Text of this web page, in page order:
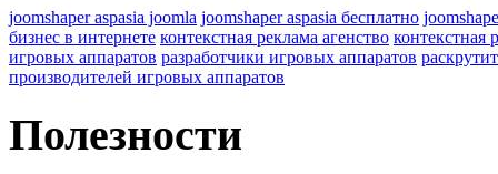
joomshaper aspasia joomla joomshaper aspasia бесплатно
бизнес в интернете контекстная реклама агенство контекстная
игровых аппаратов разработчики игровых аппаратов
производителей игровых аппаратов
Полезности